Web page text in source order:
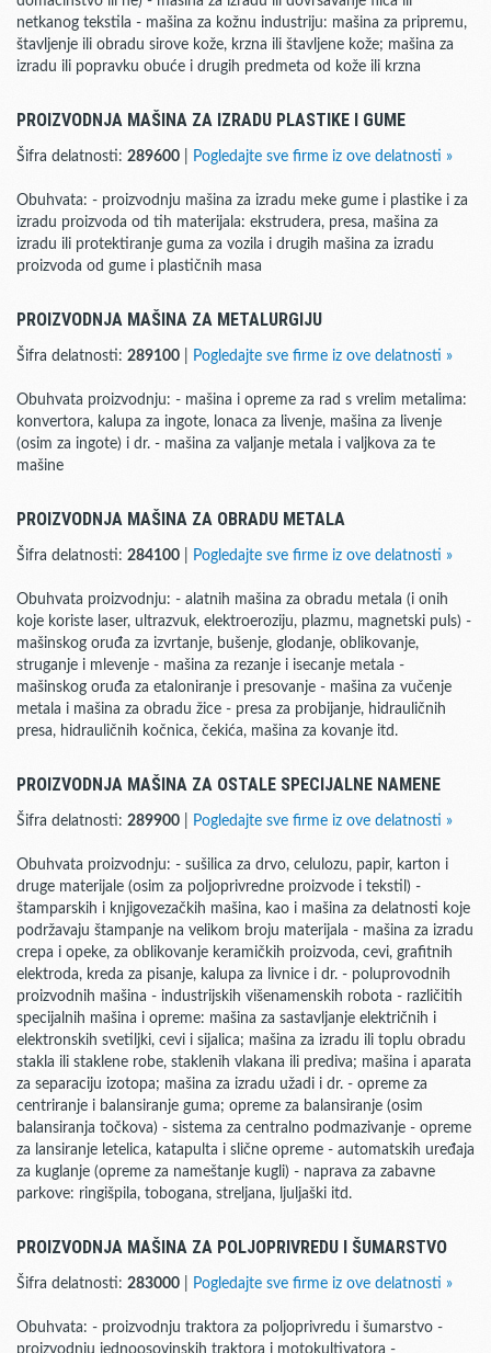
netkanog tekstila - mašina za kožnu industriju: mašina za pripremu,
štavljenje ili obradu sirove kože, krzna ili štavljene kože; mašina za
izradu ili popravku obuće i drugih predmeta od kože ili krzna
PROIZVODNJA MAŠINA ZA IZRADU PLASTIKE I GUME
Šifra delatnosti: 289600 Pogledajte sve firme iz ove delatnosti »
Obuhvata: - proizvodnju mašina za izradu meke gume i plastike i za
izradu proizvoda od tih materijala: ekstrudera, presa, mašina za
izradu ili protektiranje guma za vozila i drugih mašina za izradu
proizvoda od gume i plastičnih masa
PROIZVODNJA MAŠINA ZA METALURGIJU
Šifra delatnosti: 289100 Pogledajte sve firme iz ove delatnosti »
Obuhvata proizvodnju: - mašina i opreme za rad s vrelim metalima:
konvertora, kalupa za ingote, lonaca za livenje, mašina za livenje
(osim za ingote) i dr. - mašina za valjanje metala i valjkova za te
mašine
PROIZVODNJA MAŠINA ZA OBRADU METALA
Šifra delatnosti: 284100 Pogledajte sve firme iz ove delatnosti »
Obuhvata proizvodnju: - alatnih mašina za obradu metala (i onih
koje koriste laser, ultrazvuk, elektroeroziju, plazmu, magnetski puls) -
mašinskog oruđa za izvrtanje, bušenje, glodanje, oblikovanje,
struganje i mlevenje - mašina za rezanje i isecanje metala -
mašinskog oruđa za etaloniranje i presovanje - mašina za vučenje
metala i mašina za obradu žice - presa za probijanje, hidrauličnih
presa, hidrauličnih kočnica, čekića, mašina za kovanje itd.
PROIZVODNJA MAŠINA ZA OSTALE SPECIJALNE NAMENE
Šifra delatnosti: 289900 Pogledajte sve firme iz ove delatnosti »
Obuhvata proizvodnju: - sušilica za drvo, celulozu, papir, karton i
druge materijale (osim za poljoprivredne proizvode i tekstil) -
štamparskih i knjigovezačkih mašina, kao i mašina za delatnosti koje
podržavaju štampanje na velikom broju materijala - mašina za izradu
crepa i opeke, za oblikovanje keramičkih proizvoda, cevi, grafitnih
elektroda, kreda za pisanje, kalupa za livnice i dr. - poluprovodnih
proizvodnih mašina - industrijskih višenamenskih robota - različitih
specijalnih mašina i opreme: mašina za sastavljanje električnih i
elektronskih svetiljki, cevi i sijalica; mašina za izradu ili toplu obradu
stakla ili staklene robe, staklenih vlakana ili prediva; mašina i aparata
za separaciju izotopa; mašina za izradu užadi i dr. - opreme za
centriranje i balansiranje guma; opreme za balansiranje (osim
balansiranja točkova) - sistema za centralno podmazivanje - opreme
za lansiranje letelica, katapulta i slične opreme - automatskih uređaja
za kuglanje (opreme za nameštanje kugli) - naprava za zabavne
parkove: ringišpila, tobogana, streljana, ljuljaški itd.
PROIZVODNJA MAŠINA ZA POLJOPRIVREDU I ŠUMARSTVO
Šifra delatnosti: 283000 Pogledajte sve firme iz ove delatnosti »
Obuhvata: - proizvodnju traktora za poljoprivredu i šumarstvo -
proizvodnju jednoosovinskih traktora i motokultivatora -